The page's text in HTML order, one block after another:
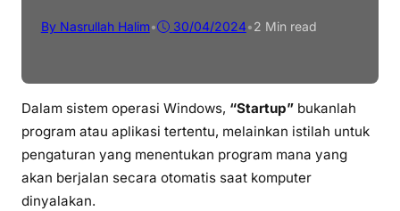
By Nasrullah Halim• 30/04/2024•2 Min read
Dalam sistem operasi Windows, “Startup” bukanlah
program atau aplikasi tertentu, melainkan istilah untuk
pengaturan yang menentukan program mana yang
akan berjalan secara otomatis saat komputer
dinyalakan.